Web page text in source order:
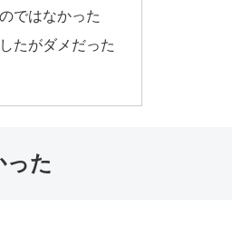
ではなかった
たがダメだった
った